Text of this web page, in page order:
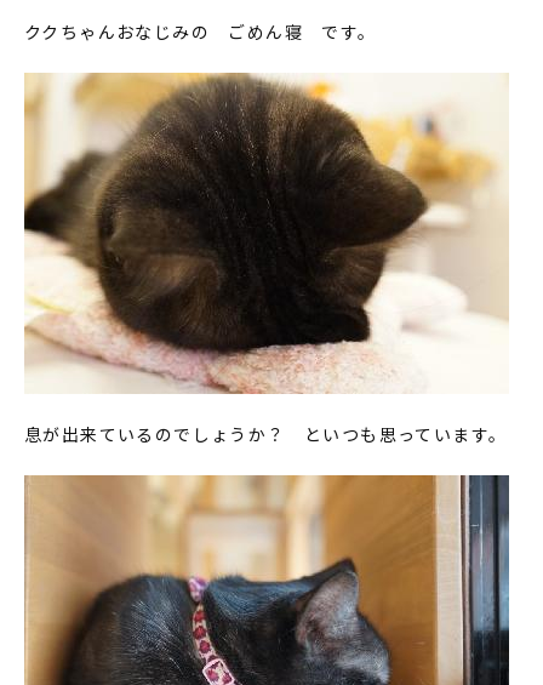
ククちゃんおなじみの ごめん寝 です。
息が出来ているのでしょうか？ といつも思っています。